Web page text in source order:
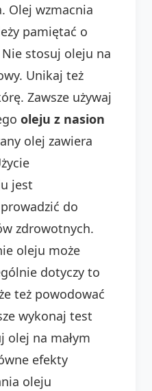
Olej wzmacnia
pamiętać o
stosuj oleju na
Unikaj też
Zawsze używaj
oleju z nasion
olej zawiera
jest
do
zdrowotnych.
oleju może
dotyczy to
też powodować
wykonaj test
olej na małym
efekty
oleju